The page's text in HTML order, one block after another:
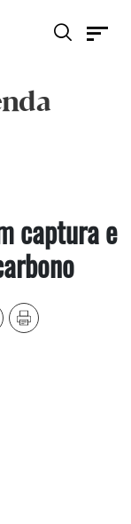
captura e